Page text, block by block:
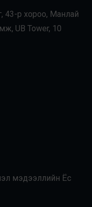
43-р хороо, Манлай
UB Tower, 10
мэдээллийн Ёс